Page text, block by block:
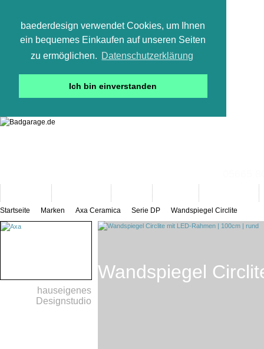
baederdesign verwendet Cookies, um Ihnen
ein bequemes Einkaufen auf unseren Seiten
zu ermöglichen. Datenschutzerklärung
Ich bin einverstanden
Startseite Marken Axa Ceramica Serie DP Wandspiegel Circlite
hauseigenes
Designstudio
Wandspiegel